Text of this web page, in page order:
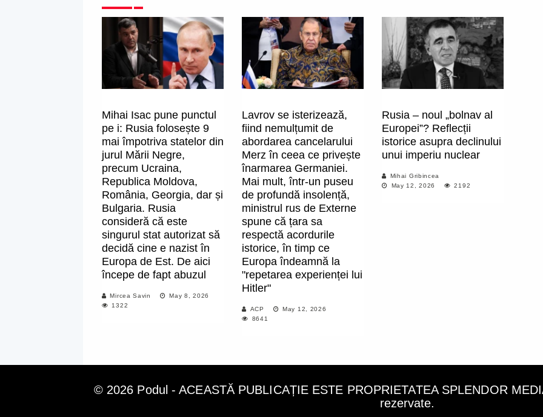
Mihai Isac pune punctul
pe i: Rusia folosește 9
mai împotriva statelor din
jurul Mării Negre,
precum Ucraina,
Republica Moldova,
România, Georgia, dar și
Bulgaria. Rusia
consideră că este
singurul stat autorizat să
decidă cine e nazist în
Europa de Est. De aici
începe de fapt abuzul
Mircea Savin
May 8, 2026
1322
Lavrov se isterizează,
fiind nemulțumit de
abordarea cancelarului
Merz în ceea ce privește
înarmarea Germaniei.
Mai mult, într-un puseu
de profundă insolență,
ministrul rus de Externe
spune că țara sa
respectă acordurile
istorice, în timp ce
Europa îndeamnă la
"repetarea experienței lui
Hitler"
ACP
May 12, 2026
8641
Rusia – noul „bolnav al
Europei”? Reflecții
istorice asupra declinului
unui imperiu nuclear
Mihai Gribincea
May 12, 2026
2192
© 2026 Podul - ACEASTĂ PUBLICAȚIE ESTE PROPRIETATEA SPLENDOR
rezervate.